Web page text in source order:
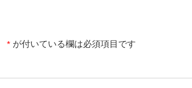
* が付いている欄は必須項目です